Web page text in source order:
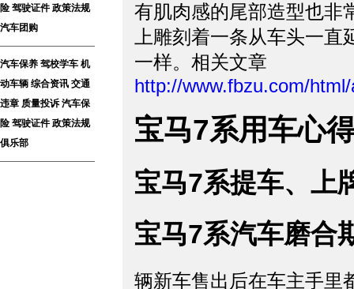
险 驾驶证件 政策法规
汽车团购
汽车保养 驾校学车 机
动车辆 综合资讯 交通
违章 质量投诉 汽车保
险 驾驶证件 政策法规
俱乐部
有肌肉感的尾部造型也非
上雕刻着一条从车头一直
一样。相关文章
http://www.fbzu.com/
宝马7系用车心
宝马7系提车、上
宝马7系汽车磨合
辆新车售出后在车主手里